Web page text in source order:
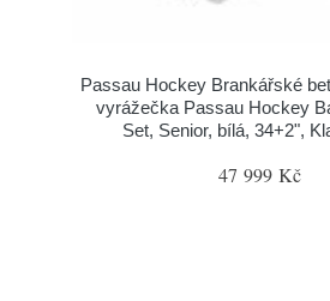
Passau Hockey Brankářské
vyrážečka Passau Hockey
Set, Senior, bílá, 34+2",
47 999 Kč